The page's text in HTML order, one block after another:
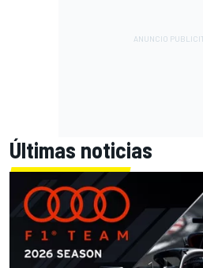
Últimas noticias